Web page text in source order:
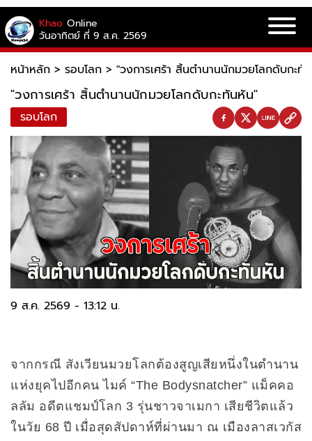
Khao Online
วันอาทิตย์ ที่ 9 ส.ค. 2569
หน้าหลัก > รอบโลก > "วงการเศร้า สิ้นตำนานนักมวยโลกดับกะทั
"วงการเศร้า สิ้นตำนานนักมวยโลกดับกะทันหัน"
รอบโลก
9 ส.ค. 2569 - 13:12 น.
จากกรณี สังเวียนมวยโลกต้องสูญเสียหนึ่งในตำนาน
แห่งยุคไปอีกคน ไมค์ “The Bodysnatcher” แม็คคอ
ลลัม อดีตแชมป์โลก 3 รุ่นชาวจาเมกา เสียชีวิตแล้ว
ในวัย 68 ปี เมื่อสุดสัปดาห์ที่ผ่านมา ณ เมืองลาสเวกัส